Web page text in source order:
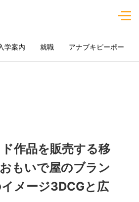
学案内 就職 アナブキピーポー
作品を販売する移
もいで屋のブラン
メージ3DCGと広